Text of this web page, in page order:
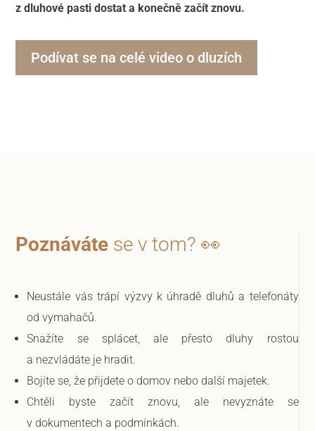
z dluhové pasti dostat a konečně začít znovu.
Podívat se na celé video o dluzích
Poznáváte se v tom? 👀
Neustále vás trápí výzvy k úhradě dluhů a telefonáty
od vymahačů.
Snažíte se splácet, ale přesto dluhy rostou
a nezvládáte je hradit.
Bojíte se, že přijdete o domov nebo další majetek.
Chtěli byste začít znovu, ale nevyznáte se
v dokumentech a podmínkách.